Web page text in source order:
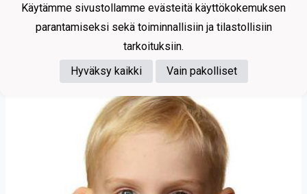
Saarelainen Eliel
Käytämme sivustollamme evästeitä käyttökokemuksen
parantamiseksi sekä toiminnallisiin ja tilastollisiin
tarkoituksiin.
Hyväksy kaikki
Vain pakolliset